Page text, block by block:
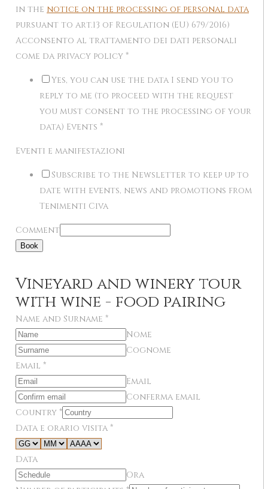
in the notice on the processing of personal data
pursuant to art.13 of Regulation (EU) 679/2016)
Acconsento al trattamento dei dati personali
come da privacy policy *
Yes, you can use the data I send you to
reply to me (to proceed with the request
you must consent to the processing of your
data) Events *
Eventi e manifestazioni
Subscribe to the Newsletter to keep up to
date with events, news and promotions from
Tenimenti Civa
Comment
Book
Vineyard and winery tour
with wine - food pairing
Name and Surname *
Nome
Cognome
Email *
Email
Conferma email
Country *
Data e orario visita *
Data
Ora